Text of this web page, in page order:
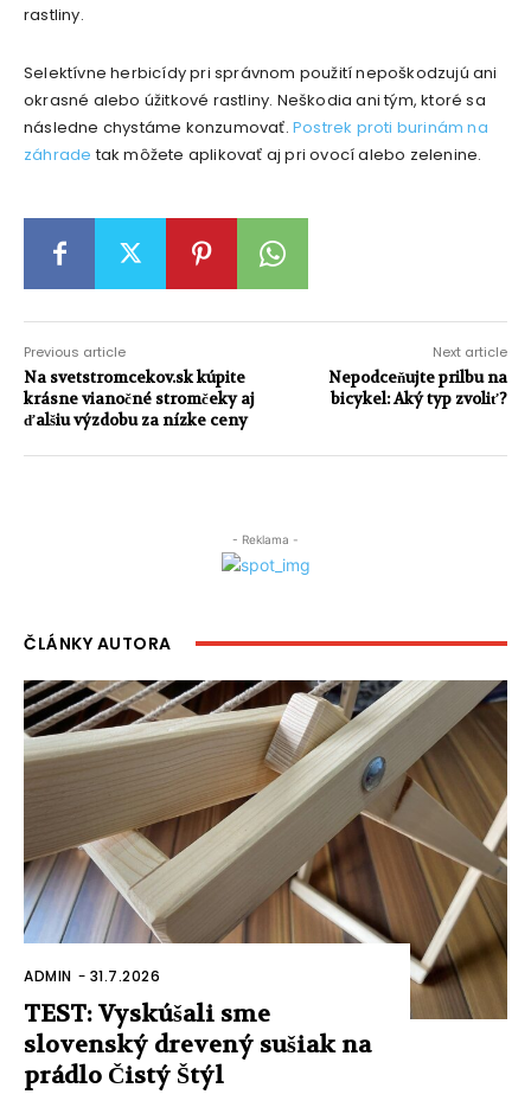
rastliny.
Selektívne herbicídy pri správnom použití nepoškodzujú ani
okrasné alebo úžitkové rastliny. Neškodia ani tým, ktoré sa
následne chystáme konzumovať. Postrek proti burinám na
záhrade tak môžete aplikovať aj pri ovocí alebo zelenine.
Previous article
Na svetstromcekov.sk kúpite
krásne vianočné stromčeky aj
ďalšiu výzdobu za nízke ceny
Next article
Nepodceňujte prilbu na
bicykel: Aký typ zvoliť?
- Reklama -
ČLÁNKY AUTORA
ADMIN - 31.7.2026
TEST: Vyskúšali sme
slovenský drevený sušiak na
prádlo Čistý Štýl